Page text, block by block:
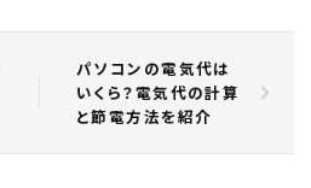
パソコンの電気代は
いくら？電気代の計算
と節電方法を紹介